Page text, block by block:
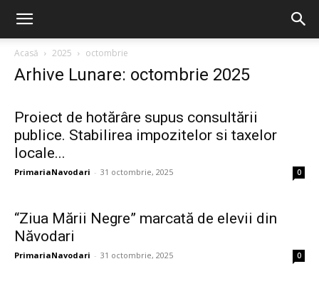
Acasă 2025 octombrie
Arhive Lunare: octombrie 2025
Proiect de hotărâre supus consultării
publice. Stabilirea impozitelor si taxelor
locale...
PrimariaNavodari - 31 octombrie, 2025 0
“Ziua Mării Negre” marcată de elevii din
Năvodari
PrimariaNavodari - 31 octombrie, 2025 0